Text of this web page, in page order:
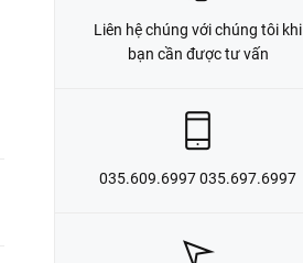
Liên hệ chúng với chúng tôi khi
bạn cần được tư vấn
035.609.6997 035.697.6997